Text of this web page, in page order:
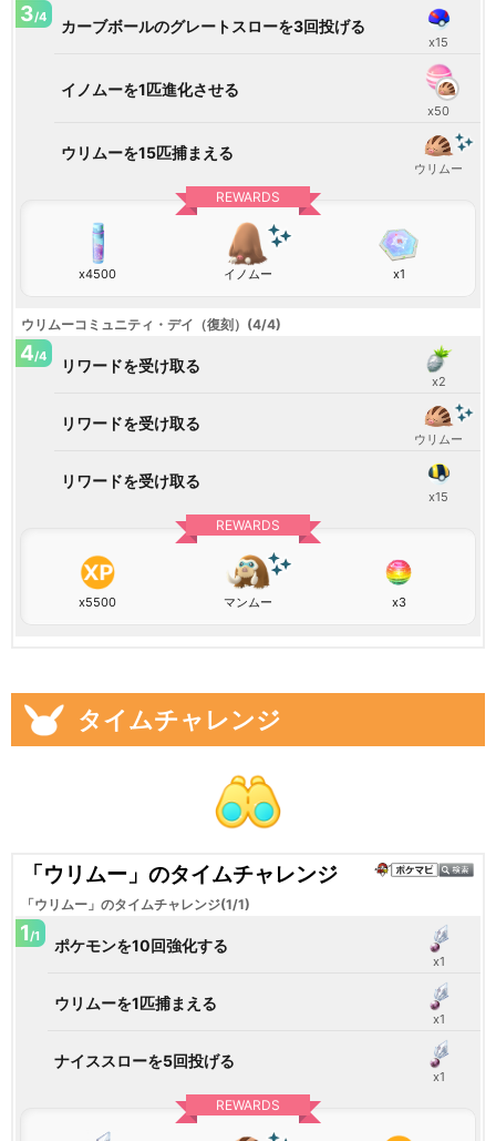
3/4 カーブボールのグレートスローを3回投げる
x15
イノムーを1匹進化させる
x50
ウリムーを15匹捕まえる
ウリムー
REWARDS
x4500 イノムー x1
ウリムーコミュニティ・デイ（復刻）(4/4)
4/4 リワードを受け取る
x2
リワードを受け取る
ウリムー
リワードを受け取る
x15
REWARDS
x5500 マンムー x3
タイムチャレンジ
「ウリムー」のタイムチャレンジ
「ウリムー」のタイムチャレンジ(1/1)
1/1 ポケモンを10回強化する
x1
ウリムーを1匹捕まえる
x1
ナイススローを5回投げる
x1
REWARDS